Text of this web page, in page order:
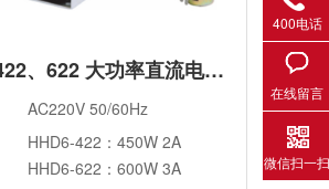
HHD6-422、622 大功率直流电机调速器(老款)
AC220V 50/60Hz
HHD6-422：450W 2A
HHD6-622：600W 3A
400电话
在线留言
微信扫一扫